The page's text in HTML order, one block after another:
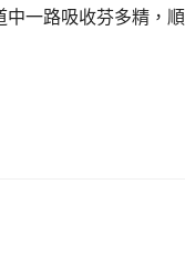
中一路吸收芬多精，順